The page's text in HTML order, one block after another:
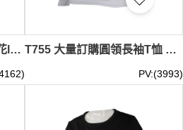
T899 設計淨色圓領T恤 印花logoT恤 澳洲 T恤生產商 藍色 薄長t恤 網購 物流人員 T755 大量訂購圓領長袖T恤 DIY訂做長袖T恤 自製logo款長袖T恤 香港文化學術學會機構 長袖T恤供應 白色
PV:(3993)